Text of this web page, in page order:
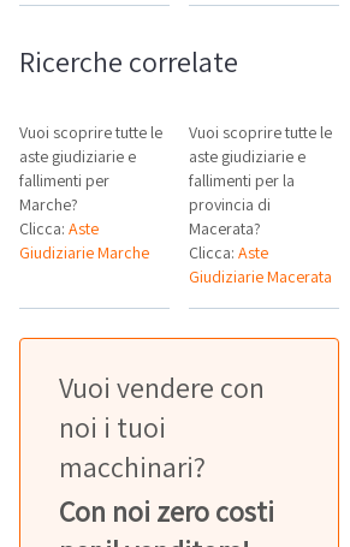
Ricerche correlate
Vuoi scoprire tutte le
aste giudiziarie e
fallimenti per
Marche?
Clicca: Aste
Giudiziarie Marche
Vuoi scoprire tutte le
aste giudiziarie e
fallimenti per la
provincia di
Macerata?
Clicca:Aste
Giudiziarie Macerata
Vuoi vendere con
noi i tuoi
macchinari?
Con noi zero costi